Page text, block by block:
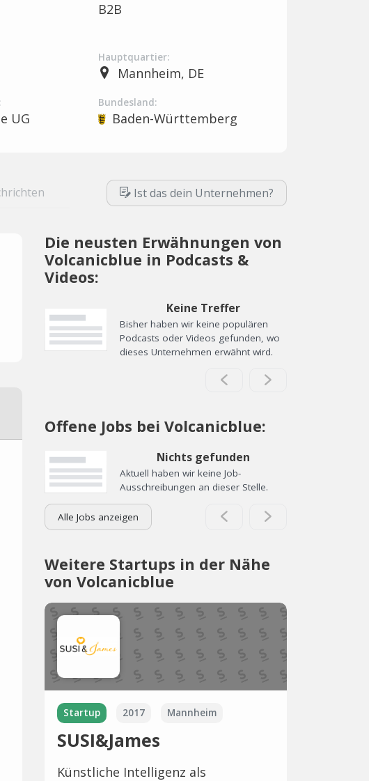
B2B
Hauptquartier:
Mannheim, DE
UG
Bundesland:
Baden-Württemberg
Ist das dein Unternehmen?
Die neusten Erwähnungen von
Volcanicblue in Podcasts &
Videos:
Keine Treffer
Bisher haben wir keine populären
Podcasts oder Videos gefunden, wo
dieses Unternehmen erwähnt wird.
Offene Jobs bei Volcanicblue:
Nichts gefunden
Aktuell haben wir keine Job-
Ausschreibungen an dieser Stelle.
Alle Jobs anzeigen
Weitere Startups in der Nähe
von Volcanicblue
Startup 2017 Mannheim
SUSI&James
Künstliche Intelligenz als